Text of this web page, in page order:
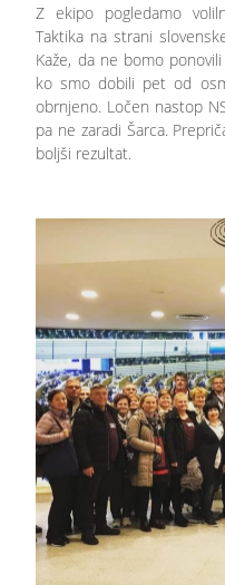
Z ekipo pogledamo
Taktika na strani
Kaže, da ne bomo
ko smo dobili pet od
obrnjeno. Ločen nastop
pa ne zaradi Šarca.
boljši rezultat.